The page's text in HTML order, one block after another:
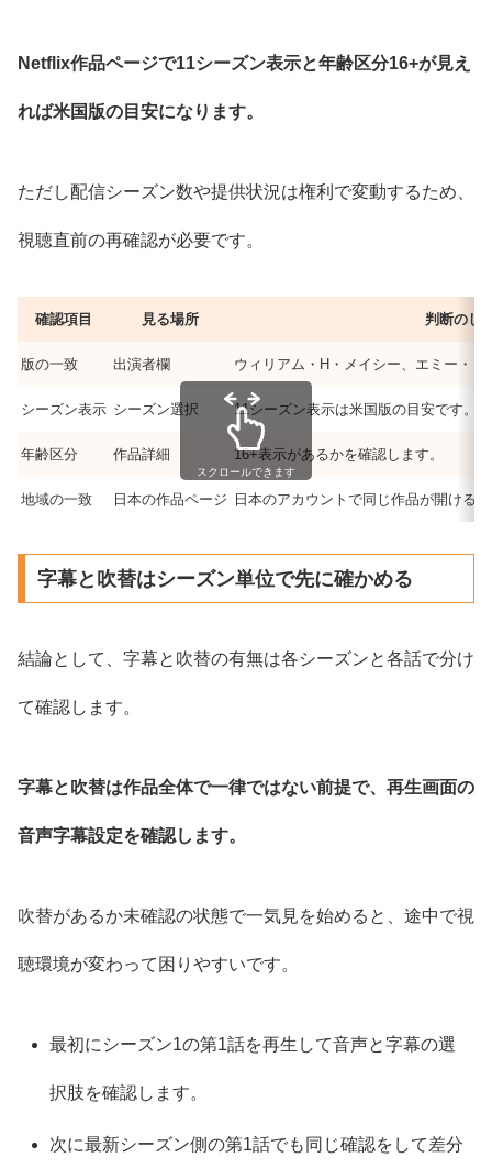
Netflix作品ページで11シーズン表示と年齢区分16+が見え
れば米国版の目安になります。
ただし配信シーズン数や提供状況は権利で変動するため、
視聴直前の再確認が必要です。
確認項目 見る場所 判断のし
版の一致 出演者欄 ウィリアム・H・メイシー、エミー・
シーズン表示 シーズン選択 11シーズン表示は米国版の目安です。
年齢区分 作品詳細 16+表示があるかを確認します。
地域の一致 日本の作品ページ 日本のアカウントで同じ作品が開ける
スクロールできます
字幕と吹替はシーズン単位で先に確かめる
結論として、字幕と吹替の有無は各シーズンと各話で分け
て確認します。
字幕と吹替は作品全体で一律ではない前提で、再生画面の
音声字幕設定を確認します。
吹替があるか未確認の状態で一気見を始めると、途中で視
聴環境が変わって困りやすいです。
最初にシーズン1の第1話を再生して音声と字幕の選
択肢を確認します。
次に最新シーズン側の第1話でも同じ確認をして差分